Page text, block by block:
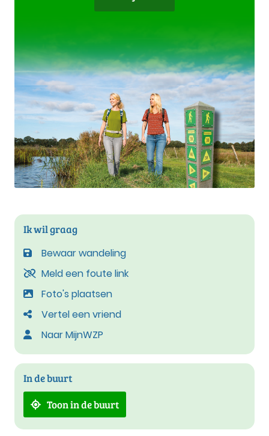
Ik wil graag
Bewaar wandeling
Meld een foute link
Foto's plaatsen
Vertel een vriend
Naar MijnWZP
In de buurt
Toon in de buurt